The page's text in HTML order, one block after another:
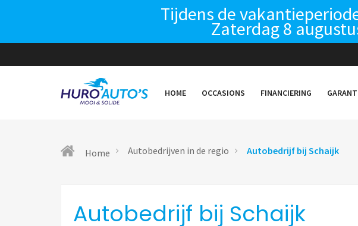
Tijdens de
Zaterdag 8
HOME OCCASIONS FINANCIERING
Home Autobedrijven in de regio Autobedrijf bij Schaijk
Autobedrijf bij Schaijk